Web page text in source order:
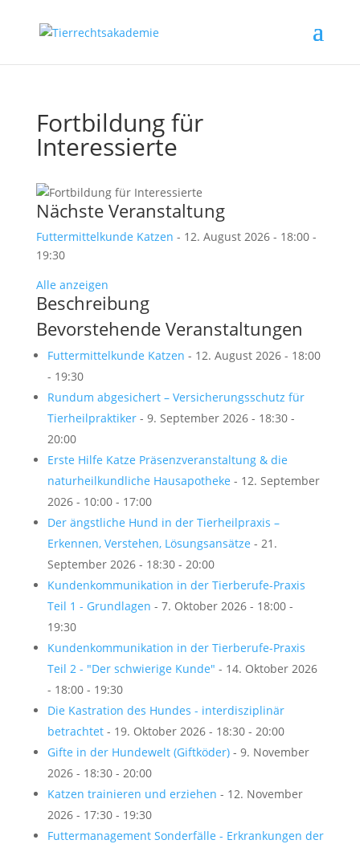
Fortbildung für
Interessierte
Nächste Veranstaltung
Futtermittelkunde Katzen - 12. August 2026 - 18:00 -
19:30
Alle anzeigen
Beschreibung
Bevorstehende Veranstaltungen
Futtermittelkunde Katzen - 12. August 2026 - 18:00
- 19:30
Rundum abgesichert – Versicherungsschutz für
Tierheilpraktiker- 9. September 2026 - 18:30 -
20:00
Erste Hilfe Katze Präsenzveranstaltung & die
naturheilkundliche Hausapotheke - 12. September
2026 - 10:00 - 17:00
Der ängstliche Hund in der Tierheilpraxis –
Erkennen, Verstehen, Lösungsansätze - 21.
September 2026 - 18:30 - 20:00
Kundenkommunikation in der Tierberufe-Praxis
Teil 1 - Grundlagen - 7. Oktober 2026 - 18:00 -
19:30
Kundenkommunikation in der Tierberufe-Praxis
Teil 2 - "Der schwierige Kunde" - 14. Oktober 2026
- 18:00 - 19:30
Die Kastration des Hundes - interdisziplinär
betrachtet- 19. Oktober 2026 - 18:30 - 20:00
Gifte in der Hundewelt (Giftköder)- 9. November
2026 - 18:30 - 20:00
Katzen trainieren und erziehen - 12. November
2026 - 17:30 - 19:30
Futtermanagement Sonderfälle - Erkrankungen der